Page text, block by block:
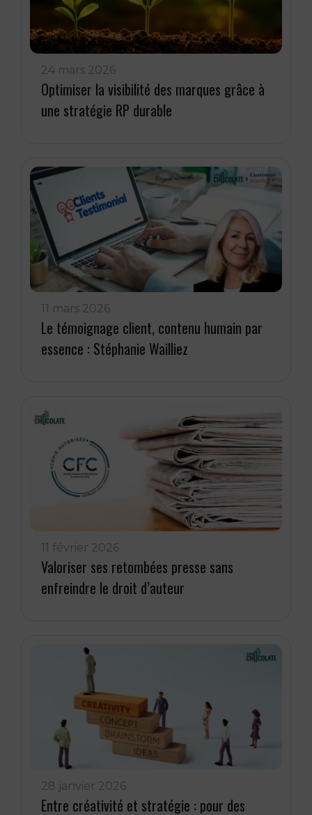
24 mars 2026
Optimiser la visibilité des marques grâce à
une stratégie RP durable
11 mars 2026
Le témoignage client, contenu humain par
essence : Stéphanie Wailliez
11 février 2026
Valoriser ses retombées presse sans
enfreindre le droit d’auteur
28 janvier 2026
Entre créativité et stratégie : pour des